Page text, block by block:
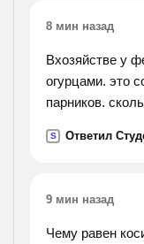
8 мин назад
Вхозяйстве у
огурцами. это
парников.
S Ответил
9 мин назад
Чему равен